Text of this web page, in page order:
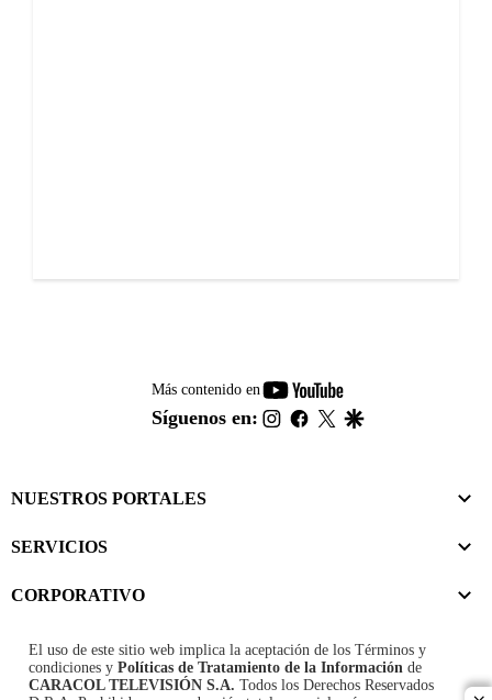
Más contenido en
youtube-
footer
Síguenos en: instagram
facebook
twitter
NUESTROS PORTALES
SERVICIOS
CORPORATIVO
El uso de este sitio web implica la aceptación de los Términos y
condiciones y Políticas de Tratamiento de la Información de
CARACOL TELEVISIÓN S.A. Todos los Derechos Reservados